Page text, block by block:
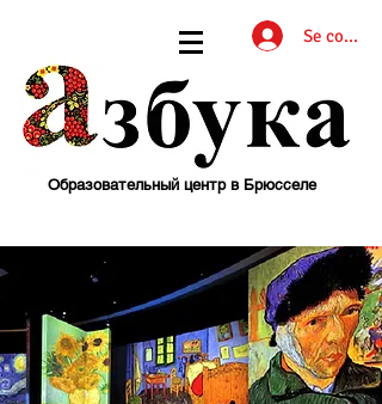
Se
Образовательный центр в Брюсселе